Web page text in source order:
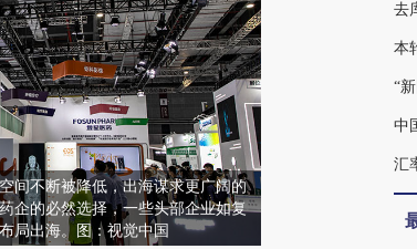
间不断被降低，出海谋求更广阔的
企的必然选择，一些头部企业如复
局出海。图：视觉中国
去
本
“
中
汇